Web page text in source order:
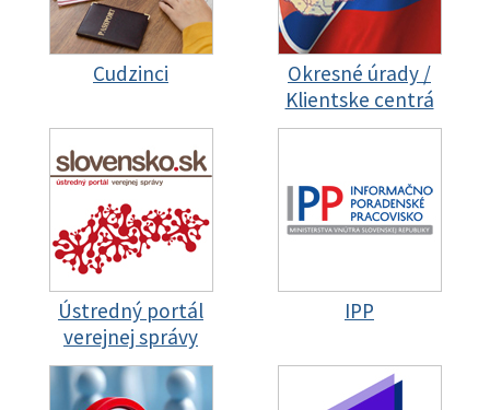
Cudzinci
Okresné úrady /
Klientske centrá
Ústredný portál
verejnej správy
IPP